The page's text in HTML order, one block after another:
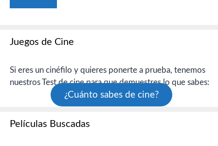
Juegos de Cine
Si eres un cinéfilo y quieres ponerte a prueba, tenemos
nuestros Test de cine para que demuestres lo que sabes:
¿Cuánto sabes de cine?
Películas Buscadas